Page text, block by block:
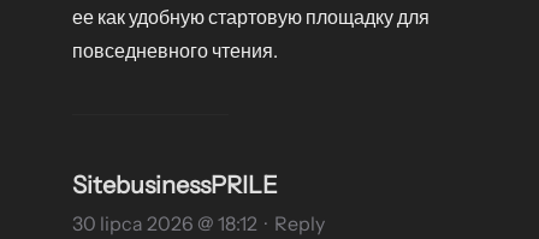
ее как удобную стартовую площадку для
повседневного чтения.
SitebusinessPRILE
30 lipca 2026 @ 18:12 · Reply